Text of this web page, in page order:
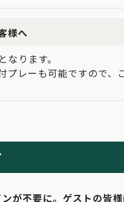
様へ
ります。
プレーも可能ですので
が不要に。ゲストの皆